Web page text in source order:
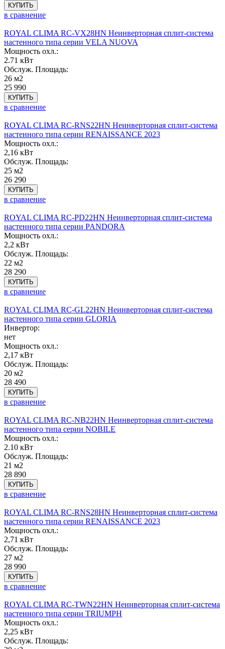
КУПИТЬ
в сравнение
ROYAL CLIMA RC-VX28HN Неинверторная сплит-система
настенного типа серии VELA NUOVA
Мощность охл.:
2.71 кВт
Обслуж. Площадь:
26 м2
25 990
КУПИТЬ
в сравнение
ROYAL CLIMA RC-RNS22HN Неинверторная сплит-система
настенного типа серии RENAISSANCE 2023
Мощность охл.:
2,16 кВт
Обслуж. Площадь:
25 м2
26 290
КУПИТЬ
в сравнение
ROYAL CLIMA RC-PD22HN Неинверторная сплит-система
настенного типа серии PANDORA
Мощность охл.:
2,2 кВт
Обслуж. Площадь:
22 м2
28 290
КУПИТЬ
в сравнение
ROYAL CLIMA RC-GL22HN Неинверторная сплит-система
настенного типа серии GLORIA
Инвертор:
нет
Мощность охл.:
2,17 кВт
Обслуж. Площадь:
20 м2
28 490
КУПИТЬ
в сравнение
ROYAL CLIMA RC-NB22HN Неинверторная сплит-система
настенного типа серии NOBILE
Мощность охл.:
2.10 кВт
Обслуж. Площадь:
21 м2
28 890
КУПИТЬ
в сравнение
ROYAL CLIMA RC-RNS28HN Неинверторная сплит-система
настенного типа серии RENAISSANCE 2023
Мощность охл.:
2,71 кВт
Обслуж. Площадь:
27 м2
28 990
КУПИТЬ
в сравнение
ROYAL CLIMA RC-TWN22HN Неинверторная сплит-система
настенного типа серии TRIUMPH
Мощность охл.:
2,25 кВт
Обслуж. Площадь: